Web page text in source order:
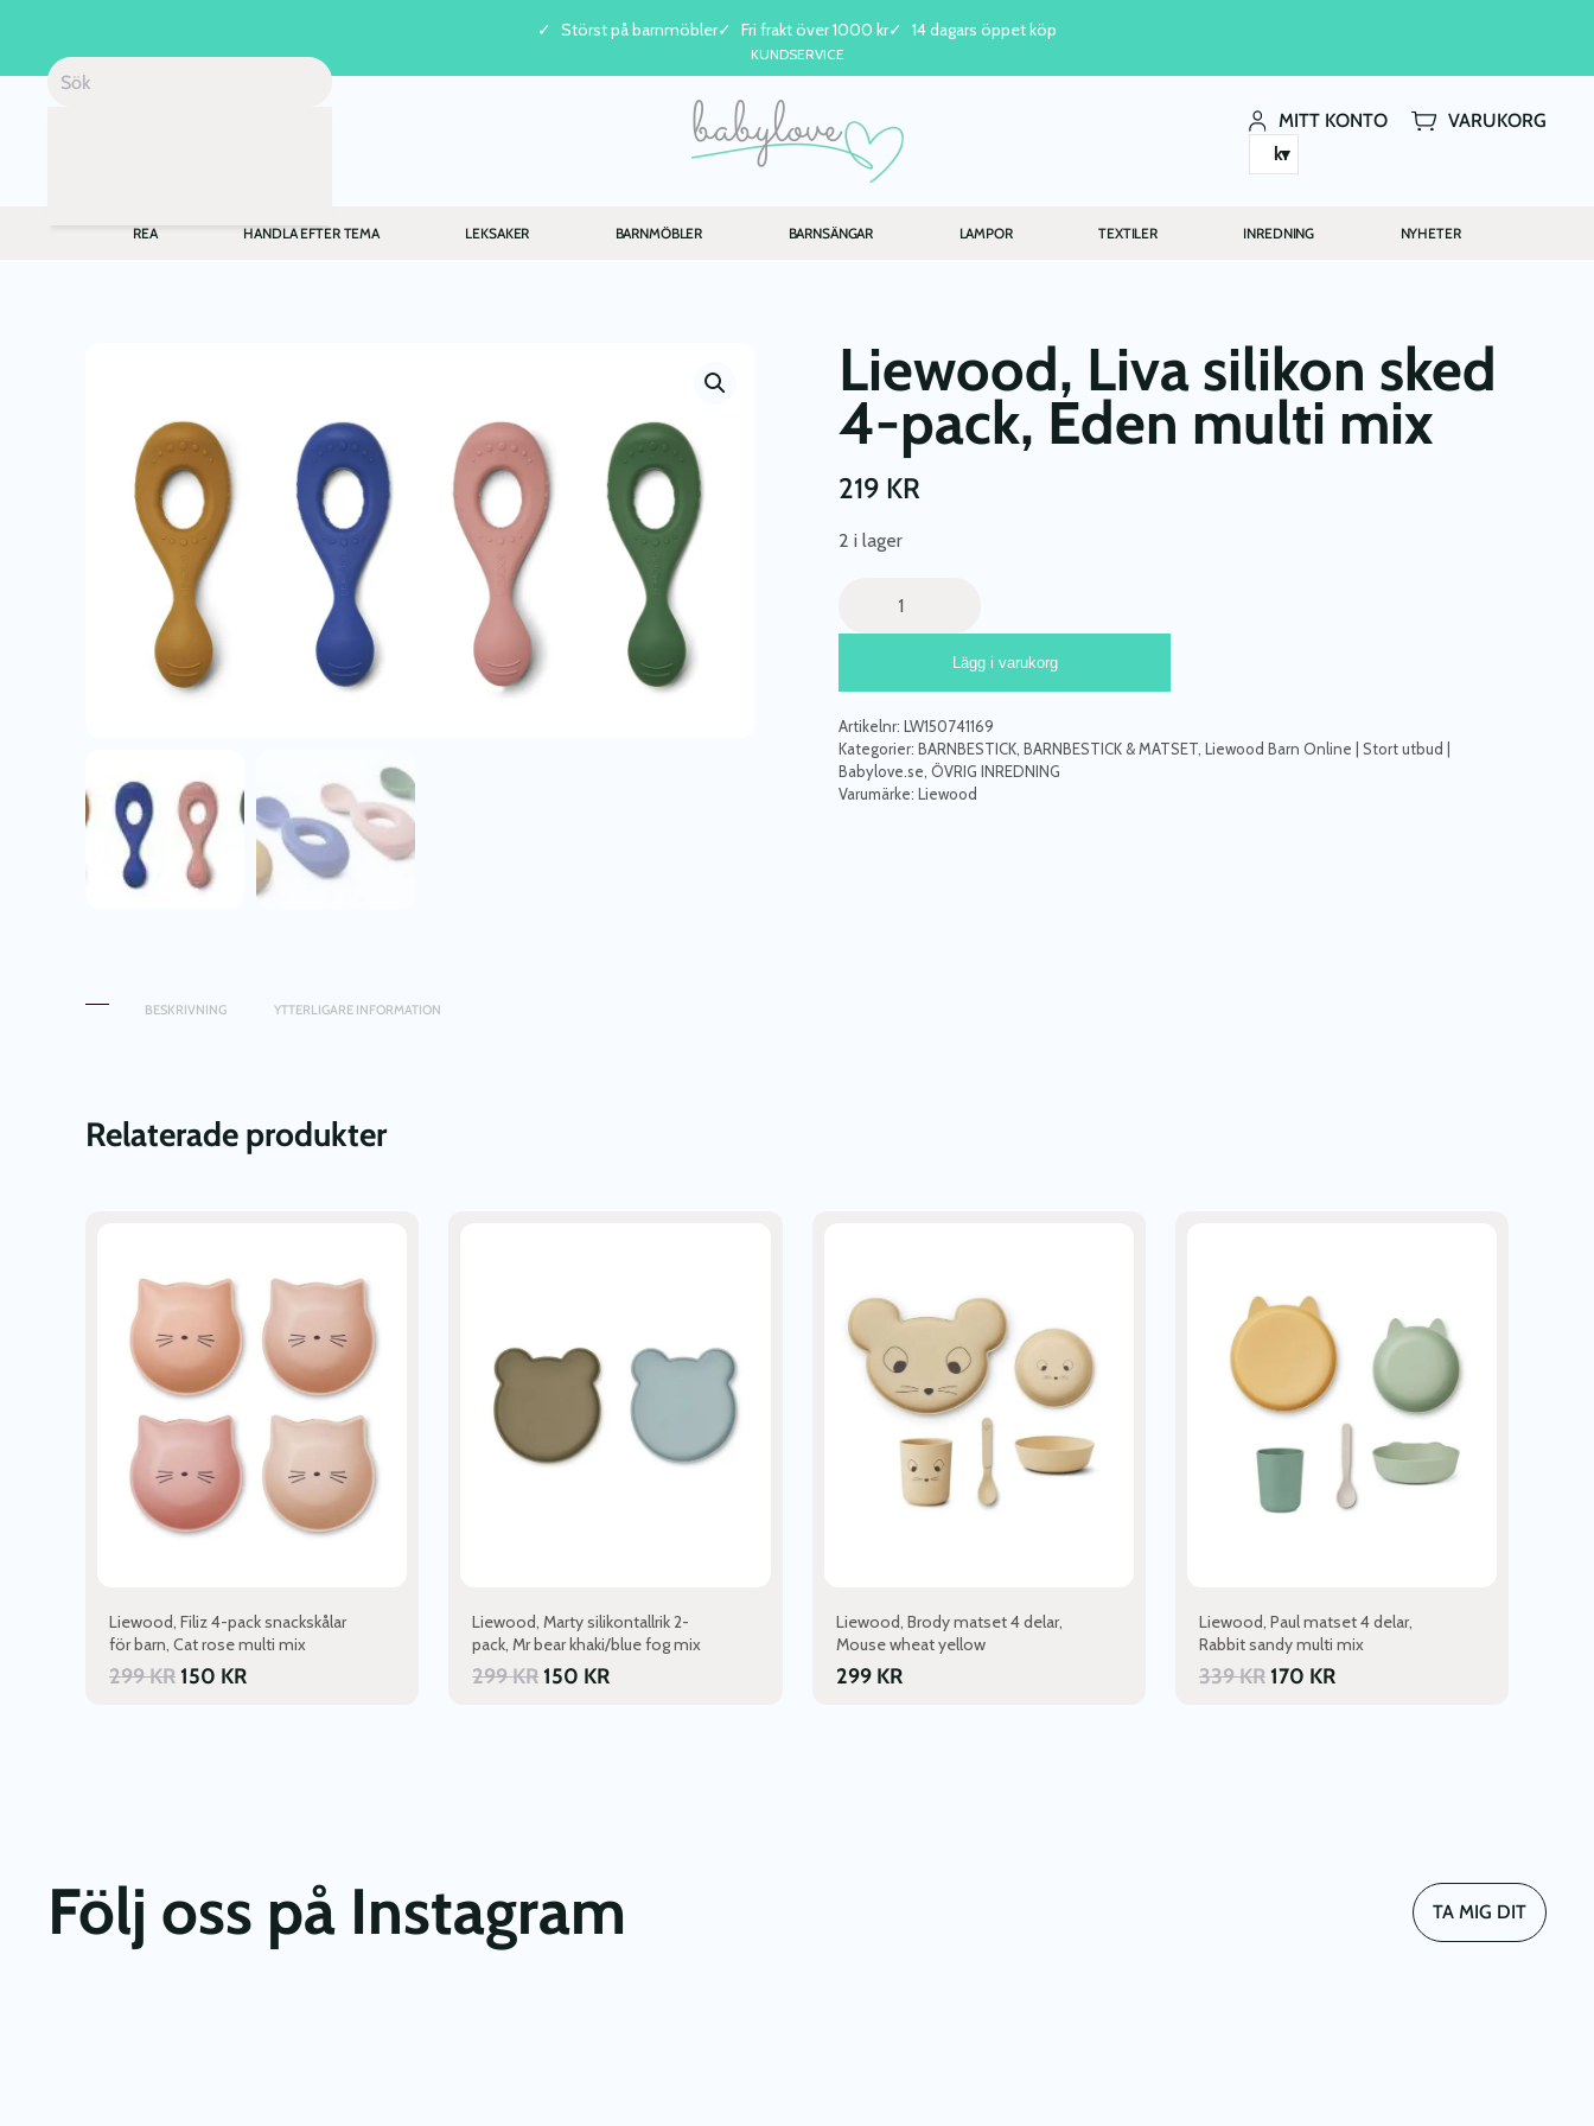
Skip to main content
Störst på barnmöbler Fri frakt över 1000 kr 14 dagars öppet köp
KUNDSERVICE
MITT KONTO
VARUKORG
kr
REA HANDLA EFTER TEMA LEKSAKER BARNMÖBLER BARNSÄNGAR LAMPOR TEXTILER INREDNING NYHETER
Liewood, Liva silikon sked
4-pack, Eden multi mix
219 KR
2 i lager
silikon
4-
pack,
Eden
multi
mix
Lägg i varukorg
Artikelnr: LW150741169
Kategorier: BARNBESTICK BARNBESTICK & MATSET Liewood Barn Online | Stort utbud |
Babylove.se ÖVRIG INREDNING
Varumärke: Liewood
BESKRIVNING YTTERLIGARE INFORMATION
Relaterade produkter
Liewood, Filiz 4-pack snackskålar
för barn, Cat rose multi mix
299KR150 KR
Liewood, Marty silikontallrik 2-
pack, Mr bear khaki/blue fog mix
299KR150 KR
Liewood, Brody matset 4 delar,
Mouse wheat yellow
299 KR
Liewood, Paul matset 4 delar,
Rabbit sandy multi mix
339KR170 KR
Följ oss på Instagram TA MIG DIT